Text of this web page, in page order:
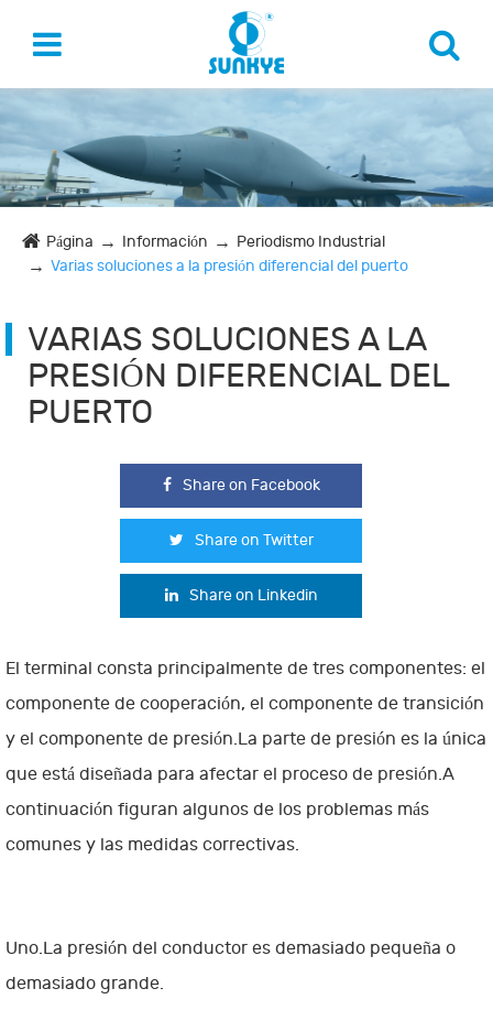
Página Información
Periodismo Industrial
Varias soluciones a la presión diferencial del puerto
VARIAS SOLUCIONES A LA
PRESIÓN DIFERENCIAL DEL
PUERTO
Share on Facebook
Share on Twitter
Share on Linkedin
El terminal consta principalmente de tres componentes: el
componente de cooperación, el componente de transición
y el componente de presión.La parte de presión es la única
que está diseñada para afectar el proceso de presión.A
continuación figuran algunos de los problemas más
comunes y las medidas correctivas.
Uno.La presión del conductor es demasiado pequeña o
demasiado grande.